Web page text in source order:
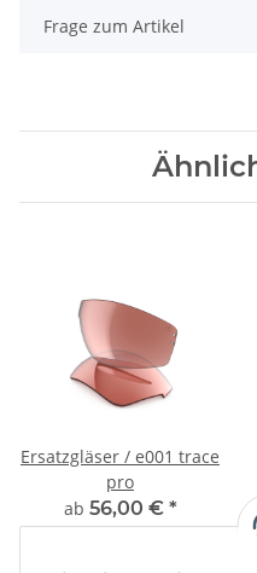
Frage zum Artikel
Ersatzgläser / e001 trace
pro
ab 56,00 € *